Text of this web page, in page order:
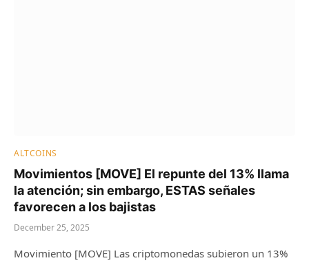
ALTCOINS
Movimientos [MOVE] El repunte del 13% llama
la atención; sin embargo, ESTAS señales
favorecen a los bajistas
December 25, 2025
Movimiento [MOVE] Las criptomonedas subieron un 13%